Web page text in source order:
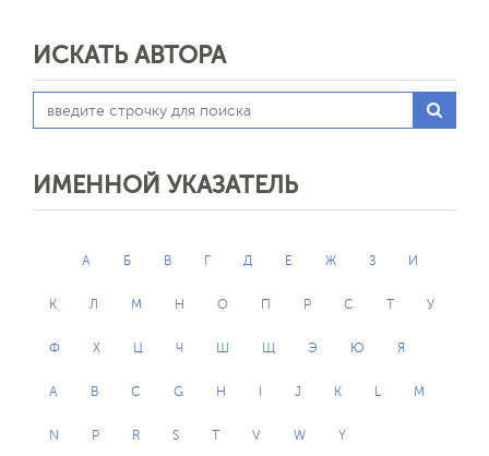
ИСКАТЬ АВТОРА
ИМЕННОЙ УКАЗАТЕЛЬ
А Б В Г Д Е Ж З И
К Л М Н О П Р С Т У
Ф Х Ц Ч Ш Щ Э Ю Я
A B C G H J K L M
N P R S T V W Y